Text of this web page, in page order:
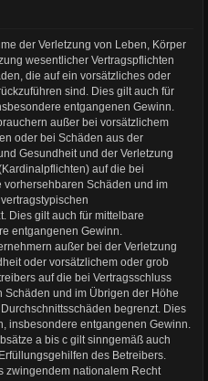
der Verletzung von Leben, Körper
wesentlicher Vertragspflichten
die auf ein vorsätzliches oder
sind. Dies gilt auch für
entgangenen Gewinn.
außer bei vorsätzlichem
oder bei Schäden aus der
Gesundheit und der Verletzung
auf die bei
vorhersehbaren Schäden und im
Dies gilt auch für mittelbare
entgangenen Gewinn.
außer bei der Verletzung
oder vorsätzlichem oder grob
auf die bei Vertragsschluss
und im Übrigen der Höhe
begrenzt. Dies
insbesondere entgangenen Gewinn.
a bis c gilt sinngemäß auch
des Betreibers.
zwingendem nationalem Recht